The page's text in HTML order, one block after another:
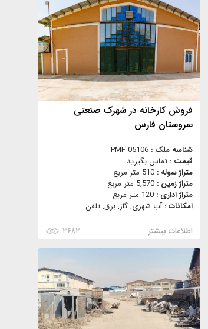
فروش کارخانه در شهرک صنعتی
سروستان فارس
شناسه ملک : PMF-05106
قیمت : تماس بگیرید.
متراژ سوله : 510 متر مربع
متراژ زمین : 5,570 متر مربع
متراژ اداری : 120 متر مربع
امکانات :آب شهری, گاز, برق, تلفن
اطلاعات بیشتر
۳۶۸۳